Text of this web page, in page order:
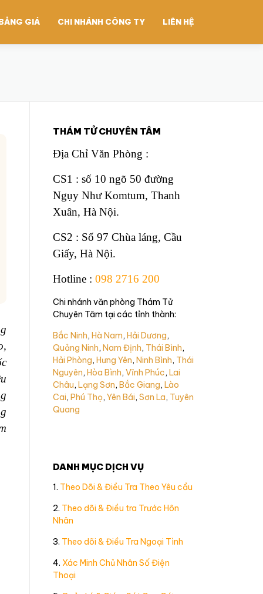
GIÁ CHI NHÁNH CÔNG TY LIÊN HỆ
THÁM TỬ CHUYÊN TÂM
Địa Chỉ Văn Phòng :
CS1 : số 10 ngõ 50 đường
Ngụy Như Komtum, Thanh
Xuân, Hà Nội.
CS2 : Số 97 Chùa láng, Cầu
Giấy, Hà Nội.
Hotline : 098 2716 200
Chi nhánh văn phòng Thám Tử
Chuyên Tâm tại các tỉnh thành:
Bắc Ninh, Hà Nam, Hải Dương,
Quảng Ninh, Nam Định, Thái Bình,
Hải Phòng, Hưng Yên, Ninh Bình, Thái
Nguyên, Hòa Bình, Vĩnh Phúc, Lai
Châu, Lạng Sơn, Bắc Giang, Lào
Cai, Phú Thọ, Yên Bái, Sơn La, Tuyên
Quang
DANH MỤC DỊCH VỤ
1. Theo Dõi & Điều Tra Theo Yêu cầu
2. Theo dõi & Điều tra Trước Hôn
Nhân
3. Theo dõi & Điều Tra Ngoại Tình
4. Xác Minh Chủ Nhân Số Điện
Thoại